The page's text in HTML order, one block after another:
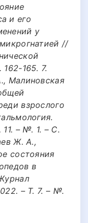
и его
у
//
165. 7.
Малиновская
взрослого
11. – №. 1. – С.
Ж. А.,
состояния
в
– Т. 7. – №.